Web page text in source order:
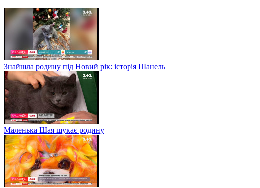
Знайшла родину під Новий рік: історія Шанель
Маленька Шая шукає родину